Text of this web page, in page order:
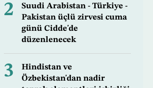
2
Suudi Arabistan - Türkiye -
Pakistan üçlü zirvesi cuma
günü Cidde'de
düzenlenecek
3
Hindistan ve
Özbekistan'dan nadir